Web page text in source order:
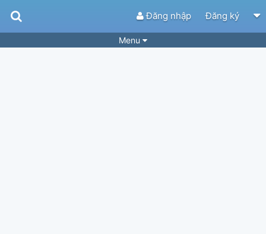
Đăng nhập Đăng ký
Menu